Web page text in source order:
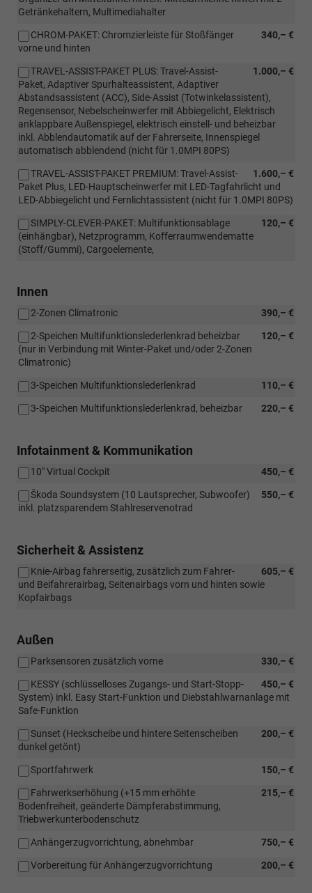
Getränkehaltern, Multimediahalter
340,– €
CHROM-PAKET: Chromzierleiste für Stoßfänger
vorne und hinten
1.000,– €
TRAVEL-ASSIST-PAKET PLUS: Travel-Assist-
Paket, Adaptiver Spurhalteassistent, Adaptiver
Abstandsassistent (ACC), Side-Assist (Totwinkelassistent),
Regensensor, Nebelscheinwerfer mit Abbiegelicht, Elektrisch
anklappbare Außenspiegel, elektrisch einstell- und beheizbar
inkl. Abblendautomatik auf der Fahrerseite, Innenspiegel
automatisch abblendend (nicht für 1.0MPI 80PS)
1.600,– €
TRAVEL-ASSIST-PAKET PREMIUM: Travel-Assist-
Paket Plus, LED-Hauptscheinwerfer mit LED-Tagfahrlicht und
LED-Abbiegelicht und Fernlichtassistent (nicht für 1.0MPI 80PS)
120,– €
SIMPLY-CLEVER-PAKET: Multifunktionsablage
(einhängbar), Netzprogramm, Kofferraumwendematte
(Stoff/Gummi), Cargoelemente,
Innen
390,– €
2-Zonen Climatronic
120,– €
2-Speichen Multifunktionslederlenkrad beheizbar
(nur in Verbindung mit Winter-Paket und/oder 2-Zonen
Climatronic)
110,– €
3-Speichen Multifunktionslederlenkrad
220,– €
3-Speichen Multifunktionslederlenkrad, beheizbar
Infotainment & Kommunikation
450,– €
10" Virtual Cockpit
550,– €
Škoda Soundsystem (10 Lautsprecher, Subwoofer)
inkl. platzsparendem Stahlreservenotrad
Sicherheit & Assistenz
605,– €
Knie-Airbag fahrerseitig, zusätzlich zum Fahrer-
und Beifahrerairbag, Seitenairbags vorn und hinten sowie
Kopfairbags
Außen
330,– €
Parksensoren zusätzlich vorne
450,– €
KESSY (schlüsselloses Zugangs- und Start-Stopp-
System) inkl. Easy Start-Funktion und Diebstahlwarnanlage mit
Safe-Funktion
200,– €
Sunset (Heckscheibe und hintere Seitenscheiben
dunkel getönt)
150,– €
Sportfahrwerk
215,– €
Fahrwerkserhöhung (+15 mm erhöhte
Bodenfreiheit, geänderte Dämpferabstimmung,
Triebwerkunterbodenschutz
750,– €
Anhängerzugvorrichtung, abnehmbar
200,– €
Vorbereitung für Anhängerzugvorrichtung